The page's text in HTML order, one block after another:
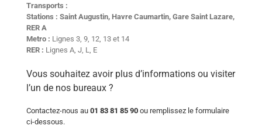
Transports :
Stations : Saint Augustin, Havre Caumartin, Gare Saint Lazare,
RER A
Metro : Lignes 3, 9, 12, 13 et 14
RER : Lignes A, J, L, E
Vous souhaitez avoir plus d’informations ou visiter
l’un de nos bureaux ?
Contactez-nous au 01 83 81 85 90 ou remplissez le formulaire
ci-dessous.